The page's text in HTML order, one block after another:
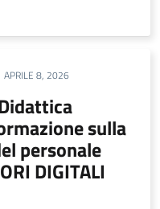
APRILE 8, 2026
sulla
personale
DIGITALI